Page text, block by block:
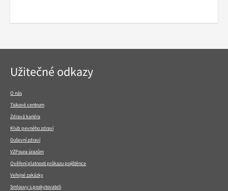
Navigace
v
Užitečné odkazy
O nás
Tiskové centrum
Zdravá kariéra
Klub pevného zdraví
Duševní zdraví
VZPoura úrazům
Ověření platnosti průkazu pojištěnce
Veřejné zakázky
Smlouvy s poskytovateli